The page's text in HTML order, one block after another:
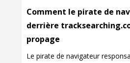
Comment le pirate de
derrière
propage
Le pirate de navigateur